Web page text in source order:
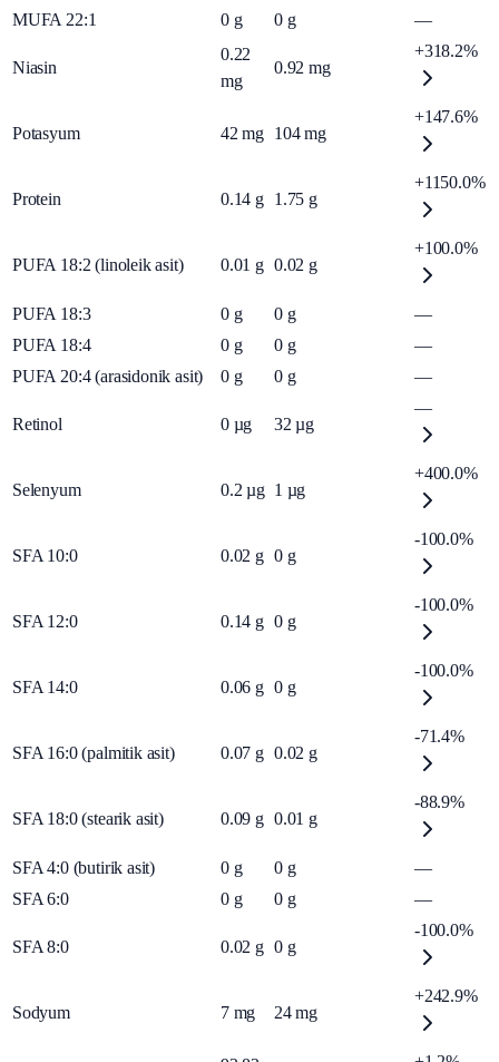
MUFA 22:1
0 g 0 g —
Niasin
0.22
mg
0.92 mg
+318.2%
Potasyum 42 mg 104 mg
+147.6%
Protein 0.14 g 1.75 g
+1150.0%
PUFA 18:2 (linoleik asit) 0.01 g 0.02 g
+100.0%
PUFA 18:3 0 g 0 g
—
PUFA 18:4
0 g 0 g
—
PUFA 20:4 (arasidonik asit)
0 g 0 g —
Retinol 0 µg 32 µg
—
Selenyum 0.2 µg 1 µg
+400.0%
SFA 10:0 0.02 g 0 g
-100.0%
SFA 12:0 0.14 g 0 g
-100.0%
SFA 14:0 0.06 g 0 g
-100.0%
SFA 16:0 (palmitik asit) 0.07 g 0.02 g
-71.4%
SFA 18:0 (stearik asit) 0.09 g 0.01 g
-88.9%
SFA 4:0 (butirik asit) 0 g 0 g
—
SFA 6:0
0 g 0 g —
SFA 8:0 0.02 g 0 g
-100.0%
Sodyum 7 mg 24 mg
+242.9%